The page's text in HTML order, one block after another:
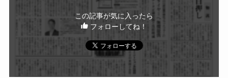
この記事が気に入ったら
フォローしてね！